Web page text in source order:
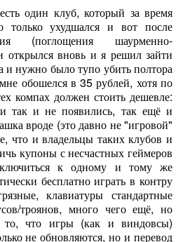
один клуб, который за время
только ухудшался и вот после
(поглощения шаурменно-
открылся вновь и я решил зайти
и нужно было тупо убить полтора
обошелся в 35 рублей, хотя по
компах должен стоить дешевле:
так и не появились, так ещё и
вроде (это давно не "игровой"
что и владельцы таких клубов и
купоны с несчастных геймеров
к одному и тому же
бесплатно играть в контру
клавиатуры стандартные
троянов, много чего ещё, но
то, что игры (как и виндовсы)
не обновляются, но и перевод